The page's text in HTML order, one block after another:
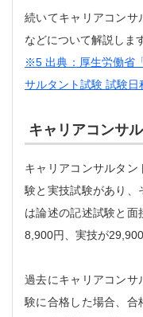
続いてキャリアコンサ
などについて解説しま
※5 出典：厚生労働省
サルタント試験 試験日
キャリアコンサ
キャリアコンサルタ
験と実技試験があり、
は論述の記述試験と
8,900円、実技が29,900
過去にキャリアコンサ
験に合格した場合、合